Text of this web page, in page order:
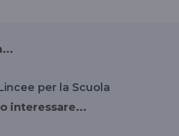
per la Scuola
interessare...